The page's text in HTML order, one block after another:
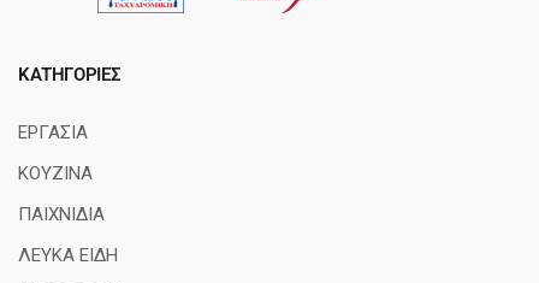
ΚΑΤΗΓΟΡΊΕΣ
ΕΡΓΑΣΙΑ
ΚΟΥΖΙΝΑ
ΠΑΙΧΝΙΔΙΑ
ΛΕΥΚΑ ΕΙΔΗ